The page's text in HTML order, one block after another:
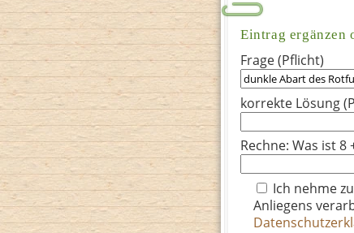
Eintrag ergänzen
Frage (Pflicht)
korrekte Lösung
Rechne: Was ist 8
Ich nehme
Anliegens